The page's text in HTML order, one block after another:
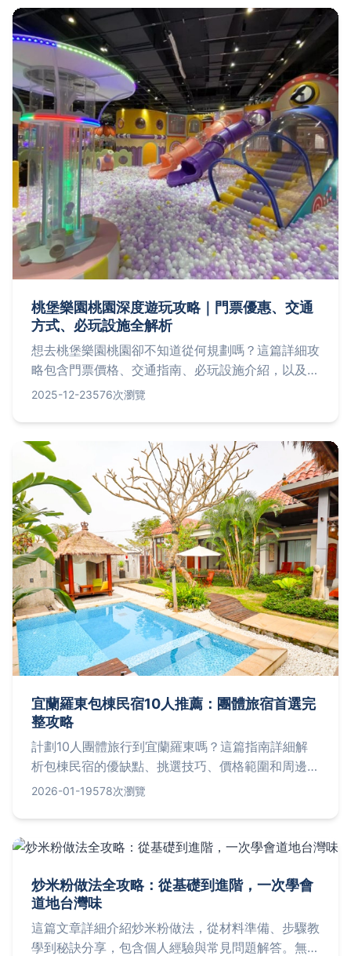
桃堡樂園桃園深度遊玩攻略｜門票優惠、交通
方式、必玩設施全解析
想去桃堡樂園桃園卻不知道從何規劃嗎？這篇詳細攻
略包含門票價格、交通指南、必玩設施介紹，以及隱
藏版玩法，讓你輕鬆規劃完美一日遊，省錢又盡興！
2025-12-23576次瀏覽
宜蘭羅東包棟民宿10人推薦：團體旅宿首選完
整攻略
計劃10人團體旅行到宜蘭羅東嗎？這篇指南詳細解
析包棟民宿的優缺點、挑選技巧、價格範圍和周邊景
點，從預訂到入住一站式解答您的疑問，助您輕鬆規
2026-01-19578次瀏覽
炒米粉做法全攻略：從基礎到進階，一次學會
道地台灣味
這篇文章詳細介紹炒米粉做法，從材料準備、步驟教
學到秘訣分享，包含個人經驗與常見問題解答。無論